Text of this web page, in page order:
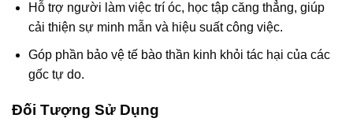
Hỗ trợ người làm việc trí óc, học tập căng thẳng, giúp
cải thiện sự minh mẫn và hiệu suất công việc.
Góp phần bảo vệ tế bào thần kinh khỏi tác hại của các
gốc tự do.
Đối Tượng Sử Dụng